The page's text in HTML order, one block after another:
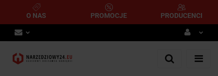
O NAS PROMOCJE PRODUCENCI
Zaloguj się